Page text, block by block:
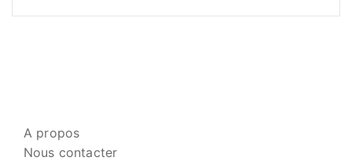
A propos
Nous contacter